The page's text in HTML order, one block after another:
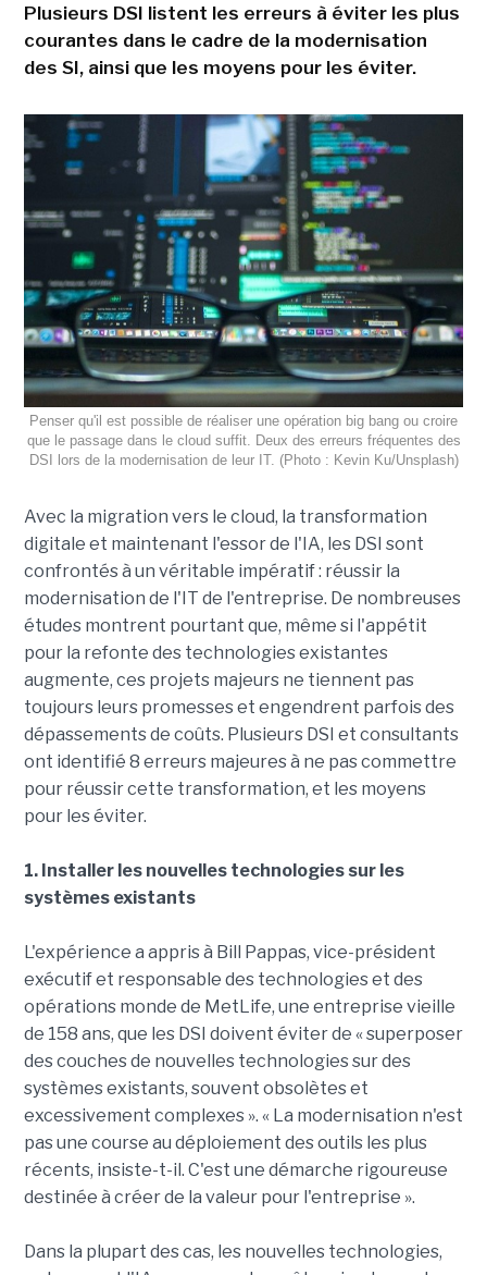
Plusieurs DSI listent les erreurs à éviter les plus
courantes dans le cadre de la modernisation
des SI, ainsi que les moyens pour les éviter.
Penser qu'il est possible de réaliser une opération big bang ou croire
que le passage dans le cloud suffit. Deux des erreurs fréquentes des
DSI lors de la modernisation de leur IT. (Photo : Kevin Ku/Unsplash)
Avec la migration vers le cloud, la transformation
digitale et maintenant l'essor de l'IA, les DSI sont
confrontés à un véritable impératif : réussir la
modernisation de l'IT de l'entreprise. De nombreuses
études montrent pourtant que, même si l'appétit
pour la refonte des technologies existantes
augmente, ces projets majeurs ne tiennent pas
toujours leurs promesses et engendrent parfois des
dépassements de coûts. Plusieurs DSI et consultants
ont identifié 8 erreurs majeures à ne pas commettre
pour réussir cette transformation, et les moyens
pour les éviter.
1. Installer les nouvelles technologies sur les
systèmes existants
L'expérience a appris à Bill Pappas, vice-président
exécutif et responsable des technologies et des
opérations monde de MetLife, une entreprise vieille
de 158 ans, que les DSI doivent éviter de « superposer
des couches de nouvelles technologies sur des
systèmes existants, souvent obsolètes et
excessivement complexes ». « La modernisation n'est
pas une course au déploiement des outils les plus
récents, insiste-t-il. C'est une démarche rigoureuse
destinée à créer de la valeur pour l'entreprise ».
Dans la plupart des cas, les nouvelles technologies,